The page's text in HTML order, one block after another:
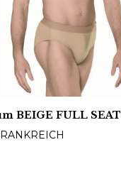
BEIGE FULL SEAT